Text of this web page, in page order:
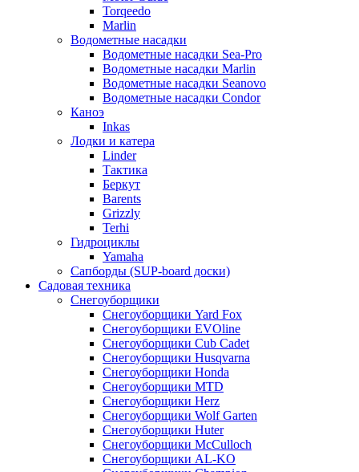
Torqeedo
Marlin
Водометные насадки
Водометные насадки Sea-Pro
Водометные насадки Marlin
Водометные насадки Seanovo
Водометные насадки Condor
Каноэ
Inkas
Лодки и катера
Linder
Тактика
Беркут
Barents
Grizzly
Terhi
Гидроциклы
Yamaha
Сапборды (SUP-board доски)
Садовая техника
Снегоуборщики
Снегоуборщики Yard Fox
Снегоуборщики EVOline
Снегоуборщики Cub Cadet
Снегоуборщики Husqvarna
Снегоуборщики Honda
Снегоуборщики MTD
Снегоуборщики Herz
Снегоуборщики Wolf Garten
Снегоуборщики Huter
Снегоуборщики McCulloch
Снегоуборщики AL-KO